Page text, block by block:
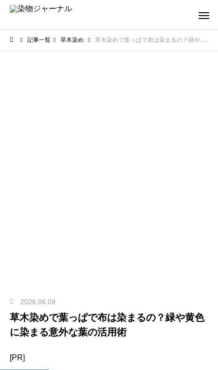
記事一覧 草木染め 草木染めで葉っぱで布は染まるの？緑や黄色に染まる意外な葉の活用術
2026.06.09
草木染めで葉っぱで布は染まるの？緑や黄色
に染まる意外な葉の活用術
[PR]